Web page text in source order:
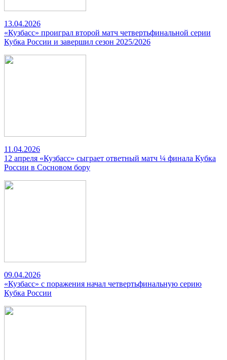
13.04.2026
«Кузбасс» проиграл второй матч четвертьфинальной серии
Кубка России и завершил сезон 2025/2026
11.04.2026
12 апреля «Кузбасс» сыграет ответный матч ¼ финала Кубка
России в Сосновом бору
09.04.2026
«Кузбасс» с поражения начал четвертьфинальную серию
Кубка России